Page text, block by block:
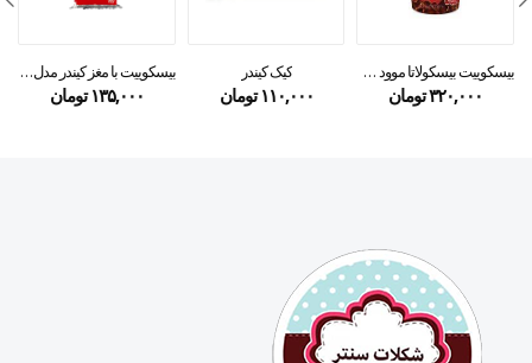
بیسکوییت بیسکولاتا موود شکلاتی لیوانی – biscolata mood
۳۲۰,۰۰۰تومان
کیک کیندر
۱۱۰,۰۰۰ تومان
بیسکوییت با مغز کیندر مدل کارتز۲۵ گرمی
۱۳۵,۰۰۰ تومان